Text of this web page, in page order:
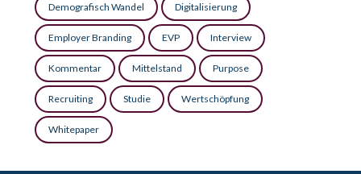
Demografisch Wandel Digitalisierung
Employer Branding EVP Interview
Kommentar Mittelstand Purpose
Recruiting Studie Wertschöpfung
Whitepaper